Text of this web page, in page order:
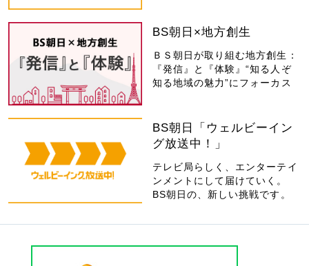
BS朝日×地方創生
ＢＳ朝日が取り組む地方創生：
『発信』と『体験』“知る人ぞ
知る地域の魅力”にフォーカス
BS朝日「ウェルビーイン
グ放送中！」
テレビ局らしく、エンターテイ
ンメントにして届けていく。
BS朝日の、新しい挑戦です。